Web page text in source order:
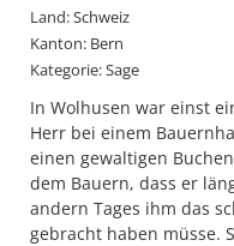
Land: Schweiz
Kanton: Bern
Kategorie: Sage
In Wolhusen war einst
Herr bei einem
einen gewaltigen
dem Bauern, dass er
andern Tages ihm das
gebracht haben müsse.